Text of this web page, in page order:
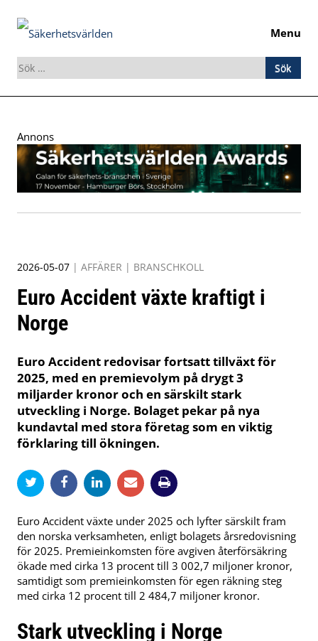
Menu
Sök
efter:
to
content
Annons
2026-05-07 | AFFÄRER | BRANSCHKOLL
Euro Accident växte kraftigt i
Norge
Euro Accident redovisar fortsatt tillväxt för
2025, med en premievolym på drygt 3
miljarder kronor och en särskilt stark
utveckling i Norge. Bolaget pekar på nya
kundavtal med stora företag som en viktig
förklaring till ökningen.
Euro Accident växte under 2025 och lyfter särskilt fram
den norska verksamheten, enligt bolagets årsredovisning
för 2025. Premieinkomsten före avgiven återförsäkring
ökade med cirka 13 procent till 3 002,7 miljoner kronor,
samtidigt som premieinkomsten för egen räkning steg
med cirka 12 procent till 2 484,7 miljoner kronor.
Stark utveckling i Norge